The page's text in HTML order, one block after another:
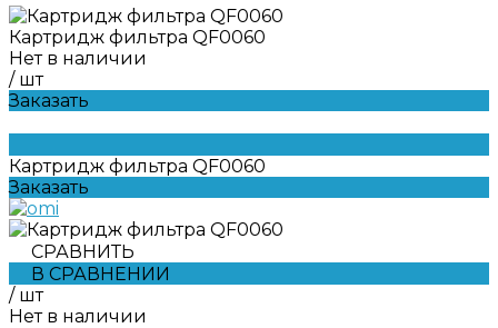
Картридж фильтра QF0060
Нет в наличии
/ шт
Заказать
Картридж фильтра QF0060
Заказать
СРАВНИТЬ
В СРАВНЕНИИ
/ шт
Нет в наличии